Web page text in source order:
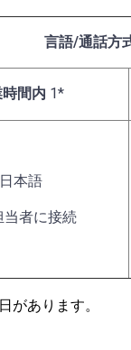
言語/通話方
間内 1*
日本語
当者に接続
があります。